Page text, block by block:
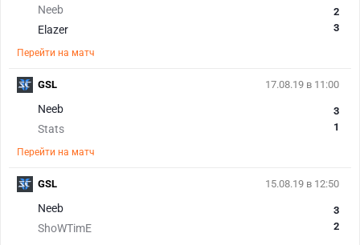
Neeb
Elazer
2
3
Перейти на матч
17.08.19 в 11:00
Neeb
Stats
3
1
Перейти на матч
GSL
15.08.19 в 12:50
Neeb
ShoWTimE
3
2
GSL